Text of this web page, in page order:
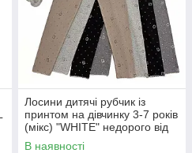
Лосини дитячі рубчик із
принтом на дівчинку 3-7 років
(мікс) "WHITE" недорого від
прямого постачальника
В наявності